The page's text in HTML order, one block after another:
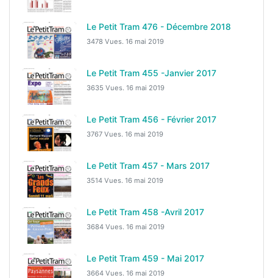
Le Petit Tram 476 - Décembre 2018
3478 Vues. 16 mai 2019
Le Petit Tram 455 -Janvier 2017
3635 Vues. 16 mai 2019
Le Petit Tram 456 - Février 2017
3767 Vues. 16 mai 2019
Le Petit Tram 457 - Mars 2017
3514 Vues. 16 mai 2019
Le Petit Tram 458 -Avril 2017
3684 Vues. 16 mai 2019
Le Petit Tram 459 - Mai 2017
3664 Vues. 16 mai 2019